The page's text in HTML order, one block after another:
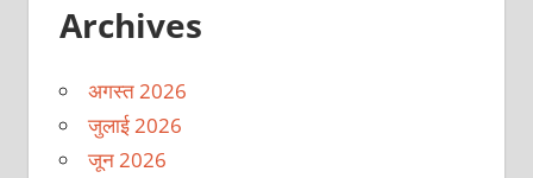
Archives
अगस्त 2026
जुलाई 2026
जून 2026